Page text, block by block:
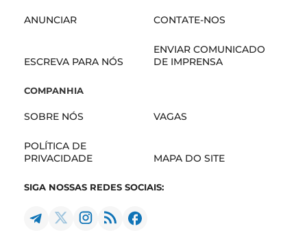
ANUNCIAR CONTATE-NOS
ESCREVA PARA NÓS
ENVIAR COMUNICADO
DE IMPRENSA
COMPANHIA
SOBRE NÓS VAGAS
POLÍTICA DE
PRIVACIDADE
MAPA DO SITE
SIGA NOSSAS REDES SOCIAIS: